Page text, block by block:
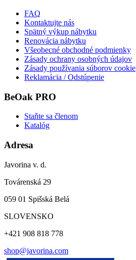
FAQ
Kontaktujte nás
Spätný výkup nábytku
Renovácia nábytku
Všeobecné obchodné podmienky
Zásady ochrany osobných údajov
Zásady používania súborov cookie
Reklamácia / Odstúpenie
BeOak PRO
Staňte sa členom
Katalóg
Adresa
Javorina v. d.
Továrenská 29
059 01 Spišská Belá
SLOVENSKO
+421 908 818 778
shop@javorina.com